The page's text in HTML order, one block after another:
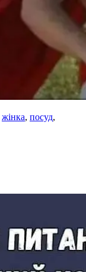
жінка, посуд,